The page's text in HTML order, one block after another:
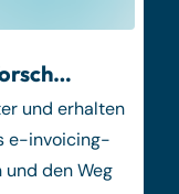
und erhalten
e-invoicing-
den Weg